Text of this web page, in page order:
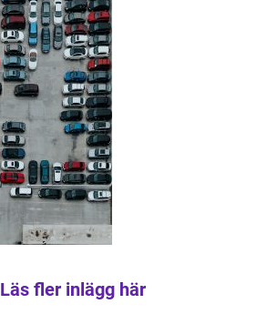
Läs fler inlägg här